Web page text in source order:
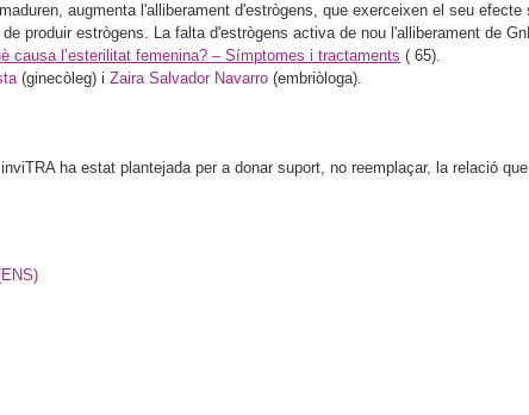
augmenta l'alliberament d'estrògens, que exerceixen el seu
produir estrògens. La falta d'estrògens activa de nou l'alliberament de
causa l’esterilitat femenina? – Símptomes i tractaments ( 65).
(ginecòleg) i Zaira Salvador Navarro (embriòloga).
ha estat plantejada per a donar suport, no reemplaçar, la relació